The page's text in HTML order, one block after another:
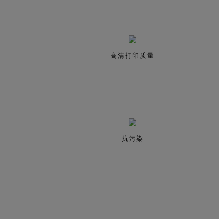
高清打印质量
抗污染